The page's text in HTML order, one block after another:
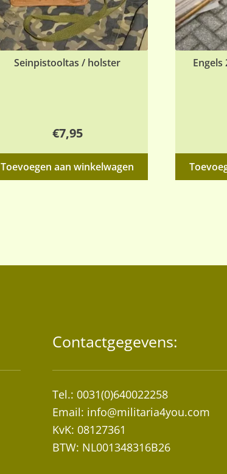
Seinpistooltas / holster
€7,95
Toevoegen aan winkelwagen
Contactgegevens:
Tel.: 0031(0)640022258
Email: info@militaria4you.com
KvK: 08127361
BTW: NL001348316B26